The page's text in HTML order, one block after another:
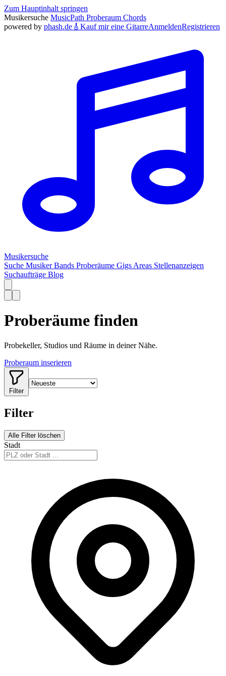
Zum Hauptinhalt springen
Musikersuche MusicPath Proberaum Chords
powered by phash.de 🎸 Kauf mir eine GitarreAnmeldenRegistrieren
Musikersuche
Suche MusikerBands Proberäume Gigs Areas Stellenanzeigen
Suchaufträge Blog
Proberäume finden
Probekeller, Studios und Räume in deiner Nähe.
Proberaum inserieren
Filter
Filter
Alle Filter löschen
Stadt